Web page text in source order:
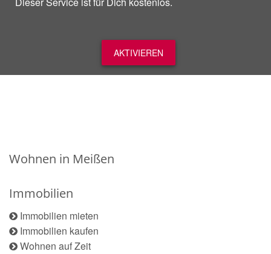
AKTIVIEREN
Wohnen in Meißen
Immobilien
Immobilien mieten
Immobilien kaufen
Wohnen auf Zeit